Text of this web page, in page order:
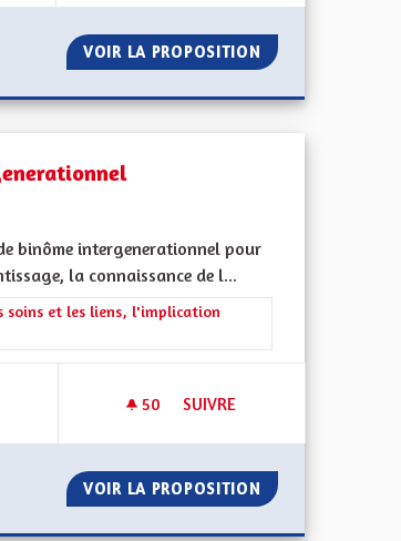
ET TOUSVOIR LA PROPOSITION BILINGUISME
France et en Europe
binôme intergenerationnel pour
la connaissance de l...
de la catégorie : Les solidarités, les soins et les liens,
soins et les liens, l'implication
50 50 ABONNÉS
SUIVRE
VOIR LA PROPOSITION BINÔME